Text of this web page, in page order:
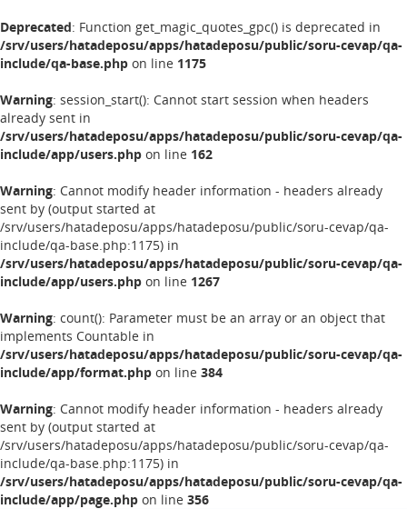
Deprecated: Function get_magic_quotes_gpc() is deprecated in
/srv/users/hatadeposu/apps/hatadeposu/public/soru-cevap/qa-
include/qa-base.php on line 1175
Warning: session_start(): Cannot start session when headers
already sent in
/srv/users/hatadeposu/apps/hatadeposu/public/soru-cevap/qa-
include/app/users.php on line 162
Warning: Cannot modify header information - headers already
sent by (output started at
/srv/users/hatadeposu/apps/hatadeposu/public/soru-cevap/qa-
include/qa-base.php:1175) in
/srv/users/hatadeposu/apps/hatadeposu/public/soru-cevap/qa-
include/app/users.php on line 1267
Warning: count(): Parameter must be an array or an object that
implements Countable in
/srv/users/hatadeposu/apps/hatadeposu/public/soru-cevap/qa-
include/app/format.php on line 384
Warning: Cannot modify header information - headers already
sent by (output started at
/srv/users/hatadeposu/apps/hatadeposu/public/soru-cevap/qa-
include/qa-base.php:1175) in
/srv/users/hatadeposu/apps/hatadeposu/public/soru-cevap/qa-
include/app/page.php on line 356